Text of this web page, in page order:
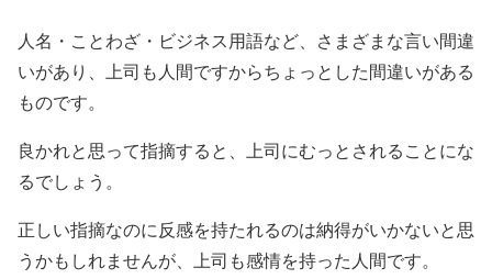
人名・ことわざ・ビジネス用語など、さまざまな言い間違
いがあり、上司も人間ですからちょっとした間違いがある
ものです。
良かれと思って指摘すると、上司にむっとされることにな
るでしょう。
正しい指摘なのに反感を持たれるのは納得がいかないと思
うかもしれませんが、上司も感情を持った人間です。